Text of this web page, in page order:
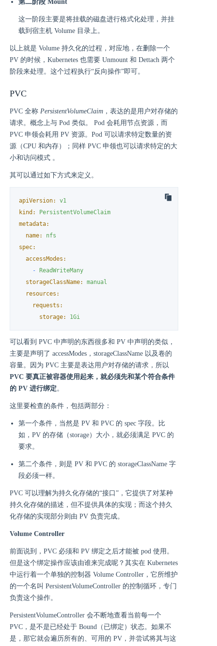
第二阶段 Mount
这一阶段主要是将挂载的磁盘进行格式化处理，并挂
载到宿主机 Volume 目录上。
以上就是 Volume 持久化的过程，对应地，在删除一个
PV 的时候，Kubernetes 也需要 Unmount 和 Dettach 两个
阶段来处理。这个过程执行“反向操作”即可。
PVC
PVC 全称 PersistentVolumeClaim ，表达的是用户对存储的
请求。概念上与 Pod 类似。 Pod 会耗用节点资源，而
PVC 申领会耗用 PV 资源。Pod 可以请求特定数量的资
源（CPU 和内存）；同样 PVC 申领也可以请求特定的大
小和访问模式 。
其可以通过如下方式来定义。
apiVersion:
v1
kind:
PersistentVolumeClaim
metadata:
name:
nfs
spec:
accessModes:
-
ReadWriteMany
storageClassName:
manual
resources:
requests:
storage:
1Gi
可以看到 PVC 中声明的东西很多和 PV 中声明的类似，
主要是声明了 accessModes，storageClassName 以及卷的
容量。因为 PVC 主要是表达用户对存储的请求，所以
PVC 要真正被容器使用起来，就必须先和某个符合条件
的 PV 进行绑定。
这里要检查的条件，包括两部分：
第一个条件，当然是 PV 和 PVC 的 spec 字段。比
如，PV 的存储（storage）大小，就必须满足 PVC 的
要求。
第二个条件，则是 PV 和 PVC 的 storageClassName 字
段必须一样。
PVC 可以理解为持久化存储的“接口”，它提供了对某种
持久化存储的描述，但不提供具体的实现；而这个持久
化存储的实现部分则由 PV 负责完成。
Volume Controller
前面说到，PVC 必须和 PV 绑定之后才能被 pod 使用。
但是这个绑定操作应该由谁来完成呢？其实在 Kubernetes
中运行着一个单独的控制器 Volume Controller，它所维护
的一个名叫 PersistentVolumeController 的控制循环，专门
负责这个操作。
PersistentVolumeController 会不断地查看当前每一个
PVC，是不是已经处于 Bound（已绑定）状态。如果不
是，那它就会遍历所有的、可用的 PV，并尝试将其与这